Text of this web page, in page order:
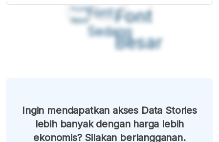
Font
Kecil
Font
Sedang
Font
Besar
Ingin mendapatkan akses Data Stories
lebih banyak dengan harga lebih
ekonomis? Silakan berlangganan.